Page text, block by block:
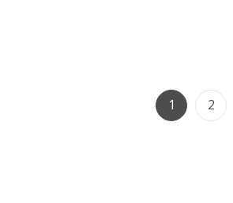
Page
1 Page
2